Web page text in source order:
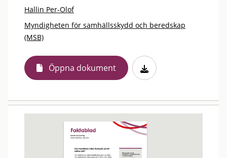
Hallin Per-Olof
Myndigheten för samhällsskydd och beredskap
(MSB)
Öppna dokument